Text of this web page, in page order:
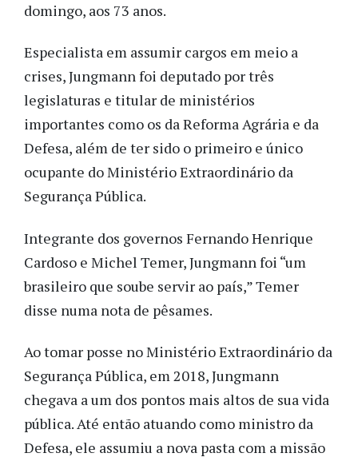
domingo, aos 73 anos.
Especialista em assumir cargos em meio a
crises, Jungmann foi deputado por três
legislaturas e titular de ministérios
importantes como os da Reforma Agrária e da
Defesa, além de ter sido o primeiro e único
ocupante do Ministério Extraordinário da
Segurança Pública.
Integrante dos governos Fernando Henrique
Cardoso e Michel Temer, Jungmann foi “um
brasileiro que soube servir ao país,” Temer
disse numa nota de pêsames.
Ao tomar posse no Ministério Extraordinário da
Segurança Pública, em 2018, Jungmann
chegava a um dos pontos mais altos de sua vida
pública. Até então atuando como ministro da
Defesa, ele assumiu a nova pasta com a missão